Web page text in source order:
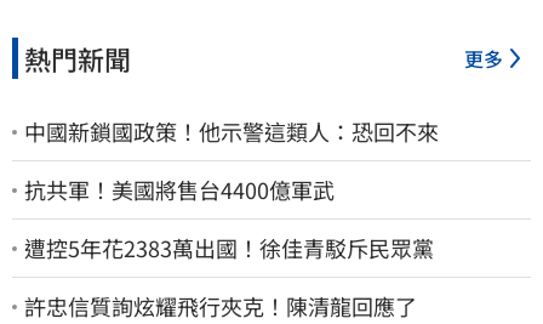
熱門新聞 更多
中國新鎖國政策！他示警這類人：恐回不來
抗共軍！美國將售台4400億軍武
遭控5年花2383萬出國！徐佳青駁斥民眾黨
許忠信質詢炫耀飛行夾克！陳清龍回應了